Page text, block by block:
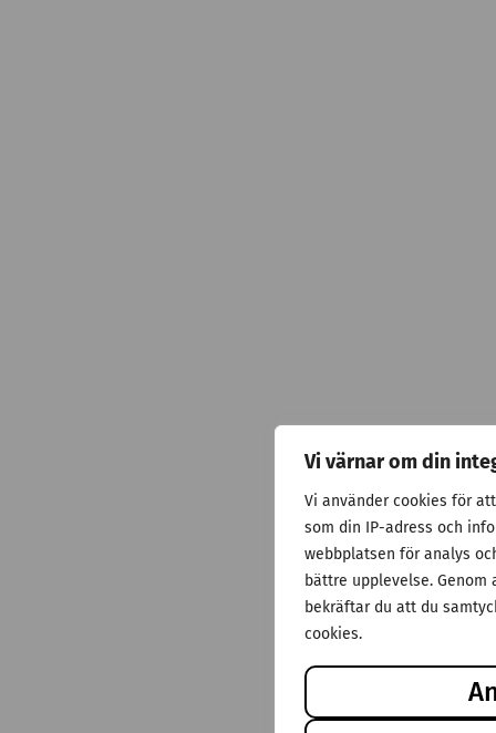
Vi värnar om din
Vi använder cookies för
som din IP-adress och
webbplatsen för analys
bättre upplevelse.
bekräftar du att du
cookies.